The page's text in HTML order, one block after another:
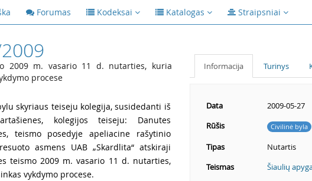
Forumas Kodeksai Katalogas Straipsniai
2009 m. vasario 11 d. nutarties, kuria
procese
skyriaus teiseju kolegija, susidedanti iš
kolegijos teiseju: Danutes
teismo posedyje apeliacine rašytinio
asmens UAB „Skardlita“ atskiraji
teismo 2009 m. vasario 11 d. nutarties,
vykdymo procese.
Informacija Turinys
Data
2009-05-27
Rūšis
Civilinė byla
Tipas
Nutartis
Teismas
Šiaulių